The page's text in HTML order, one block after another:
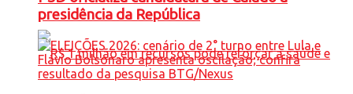
presidência da República